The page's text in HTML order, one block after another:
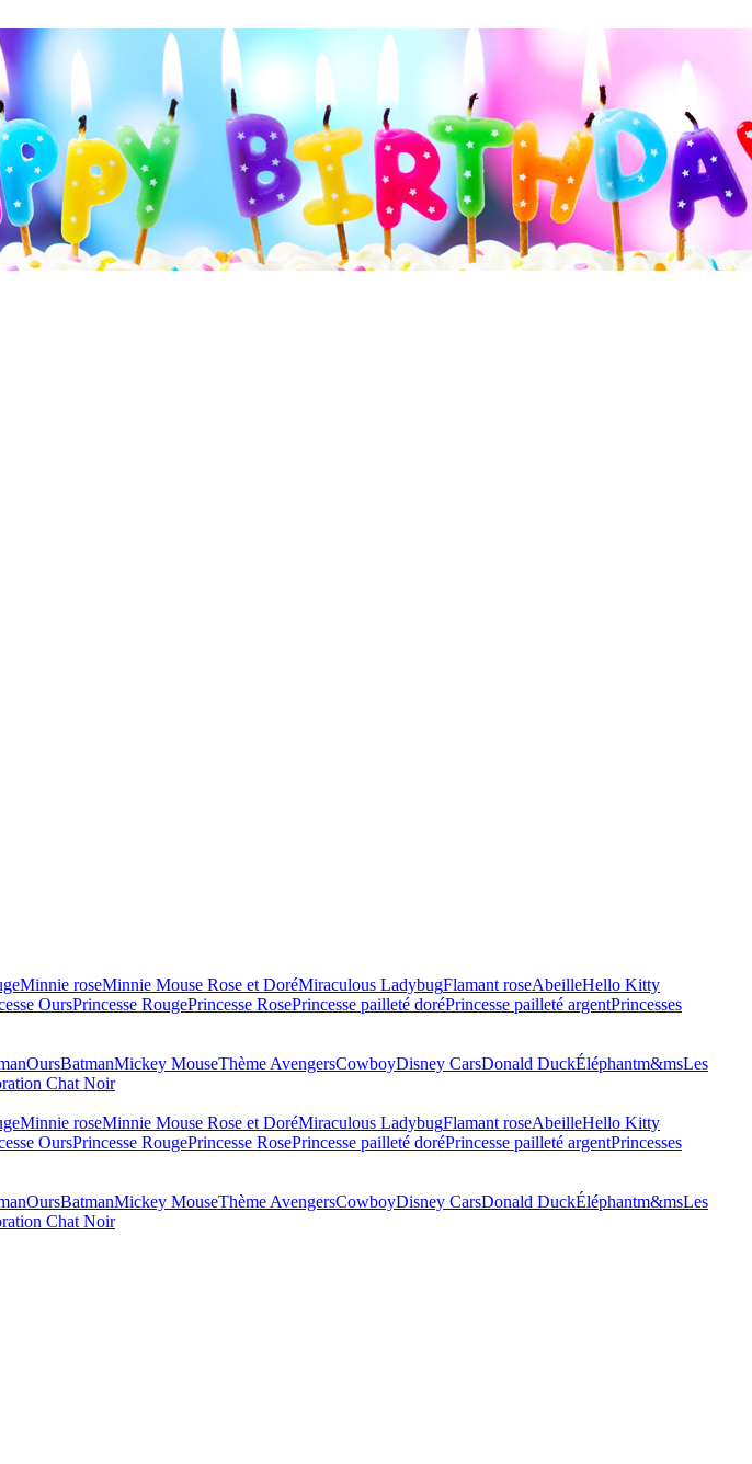
Minnie roseMinnie Mouse Rose et DoréMiraculous LadybugFlamant roseAbeilleHello Kitty
OursPrincesse RougePrincesse RosePrincesse pailleté doréPrincesse pailleté argentPrincesses
OursBatmanMickey MouseThème AvengersCowboyDisney CarsDonald DuckÉléphantm&msLes
Chat Noir
Minnie roseMinnie Mouse Rose et DoréMiraculous LadybugFlamant roseAbeilleHello Kitty
OursPrincesse RougePrincesse RosePrincesse pailleté doréPrincesse pailleté argentPrincesses
OursBatmanMickey MouseThème AvengersCowboyDisney CarsDonald DuckÉléphantm&msLes
Chat Noir